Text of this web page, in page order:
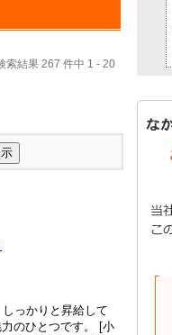
索結果 267 件中 1 - 20
っかりと昇給して
のひとつです。 [小